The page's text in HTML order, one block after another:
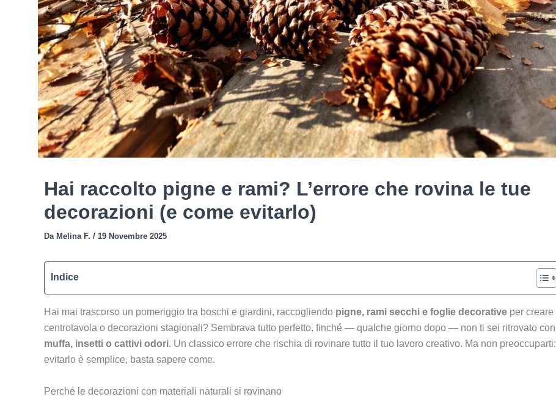
Hai raccolto pigne e rami? L’errore che rovina le tue
decorazioni (e come evitarlo)
Da Melina F. / 19 Novembre 2025
Indice
Hai mai trascorso un pomeriggio tra boschi e giardini, raccogliendo pigne, rami secchi e foglie decorative per creare
centrotavola o decorazioni stagionali? Sembrava tutto perfetto, finché — qualche giorno dopo — non ti sei ritrovato con
muffa, insetti o cattivi odori. Un classico errore che rischia di rovinare tutto il tuo lavoro creativo. Ma non preoccuparti:
evitarlo è semplice, basta sapere come.
Perché le decorazioni con materiali naturali si rovinano